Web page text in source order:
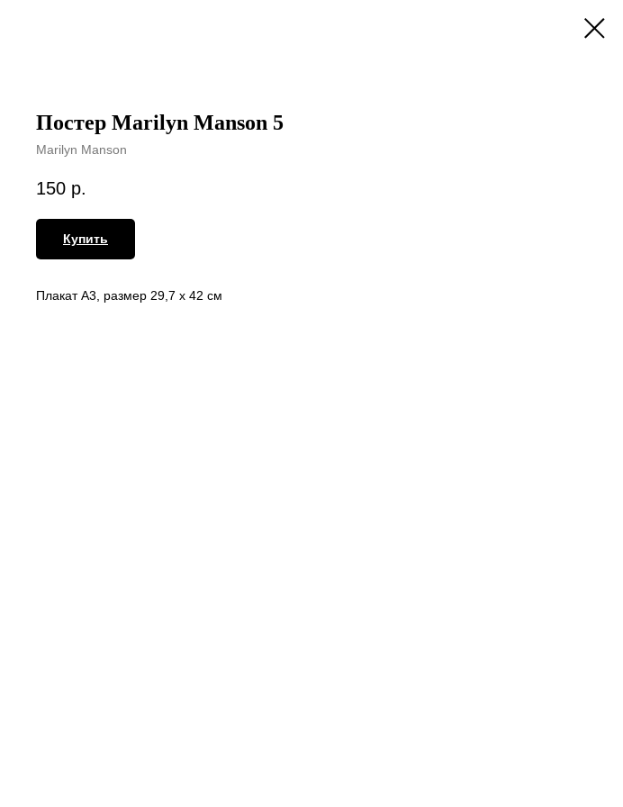
Постер Marilyn Manson 5
Marilyn Manson
150 р.
Купить
Плакат А3, размер 29,7 х 42 см